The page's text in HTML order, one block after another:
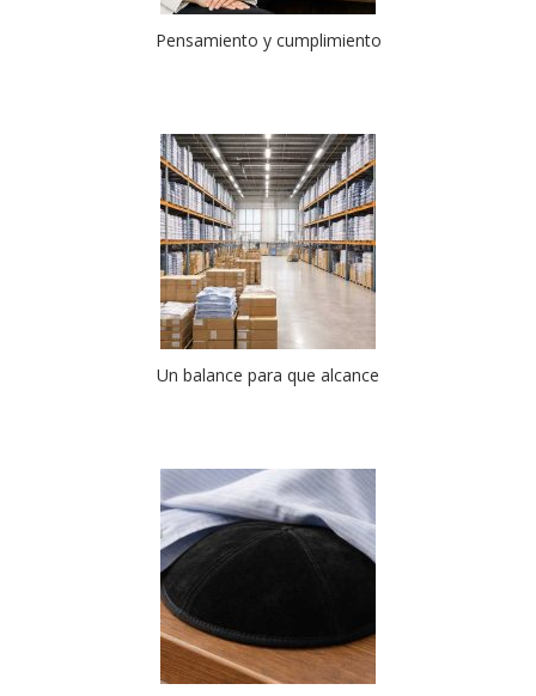
Pensamiento y cumplimiento
Un balance para que alcance